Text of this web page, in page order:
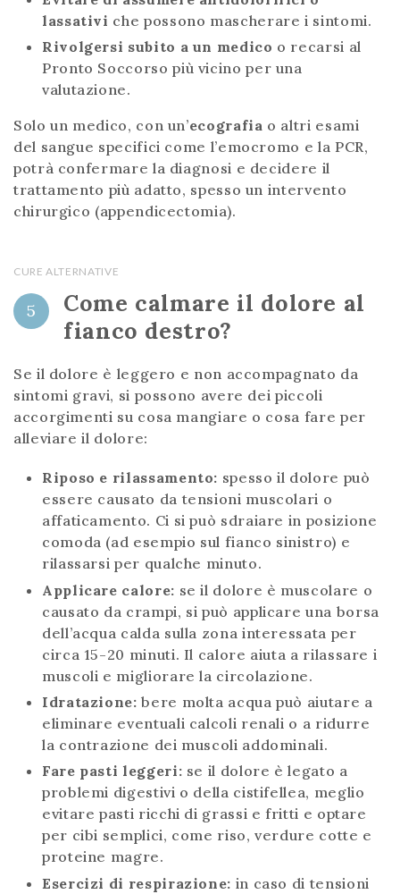
lassativi che possono mascherare i sintomi.
Rivolgersi subito a un medico o recarsi al
Pronto Soccorso più vicino per una
valutazione.
Solo un medico, con un’ecografia o altri esami
del sangue specifici come l’emocromo e la PCR,
potrà confermare la diagnosi e decidere il
trattamento più adatto, spesso un intervento
chirurgico (appendicectomia).
CURE ALTERNATIVE
5
Come calmare il dolore al
fianco destro?
Se il dolore è leggero e non accompagnato da
sintomi gravi, si possono avere dei piccoli
accorgimenti su cosa mangiare o cosa fare per
alleviare il dolore:
Riposo e rilassamento: spesso il dolore può
essere causato da tensioni muscolari o
affaticamento. Ci si può sdraiare in posizione
comoda (ad esempio sul fianco sinistro) e
rilassarsi per qualche minuto.
Applicare calore: se il dolore è muscolare o
causato da crampi, si può applicare una borsa
dell’acqua calda sulla zona interessata per
circa 15-20 minuti. Il calore aiuta a rilassare i
muscoli e migliorare la circolazione.
Idratazione:bere molta acqua può aiutare a
eliminare eventuali calcoli renali o a ridurre
la contrazione dei muscoli addominali.
Fare pasti leggeri: se il dolore è legato a
problemi digestivi o della cistifellea, meglio
evitare pasti ricchi di grassi e fritti e optare
per cibi semplici, come riso, verdure cotte e
proteine magre.
Esercizi di respirazione: in caso di tensioni